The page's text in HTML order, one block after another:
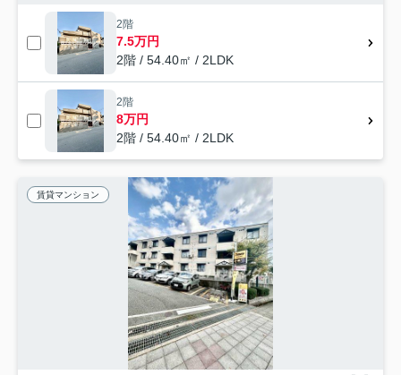
2階
7.5万円
2階 / 54.40㎡ / 2LDK
2階
8万円
2階 / 54.40㎡ / 2LDK
賃貸マンション